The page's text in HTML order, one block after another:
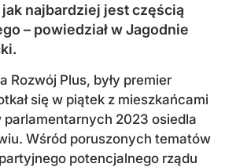
najbardziej jest częścią
– powiedział w Jagodnie
Rozwój Plus, były premier
się w piątek z mieszkańcami
parlamentarnych 2023 osiedla
Wśród poruszonych tematów
potencjalnego rządu